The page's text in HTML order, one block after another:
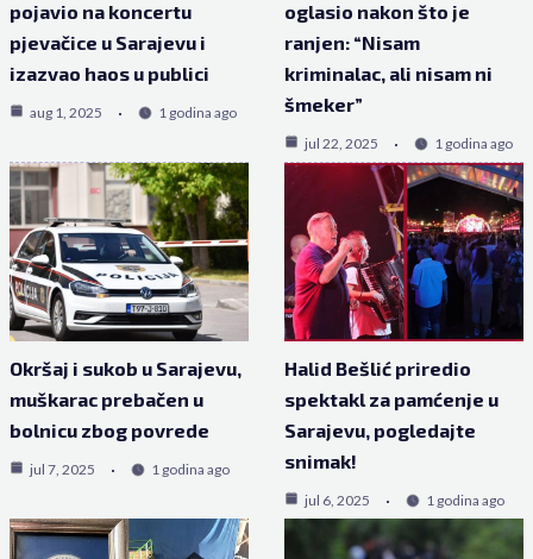
pojavio na koncertu
pjevačice u Sarajevu i
izazvao haos u publici
aug 1, 2025 1 godina ago
oglasio nakon što je
ranjen: “Nisam
kriminalac, ali nisam ni
šmeker”
jul 22, 2025 1 godina ago
Okršaj i sukob u Sarajevu,
muškarac prebačen u
bolnicu zbog povrede
jul 7, 2025 1 godina ago
Halid Bešlić priredio
spektakl za pamćenje u
Sarajevu, pogledajte
snimak!
jul 6, 2025 1 godina ago